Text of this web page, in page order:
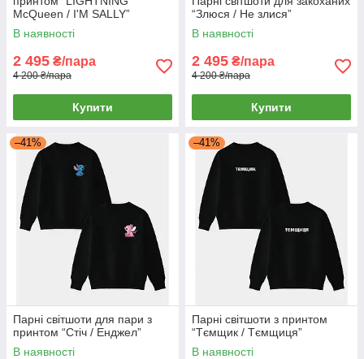
McQueen / I'M SALLY”
В наявності
2 495 ₴/пара
4 200 ₴/пара
Купити
“Злюся / Не злися”
В наявності
2 495 ₴/пара
4 200 ₴/пара
Купити
–41%
Парні світшоти для пари з
принтом “Стіч / Енджел”
В наявності
–41%
Парні світшоти з принтом
“Тємщик / Тємщиця”
В наявності